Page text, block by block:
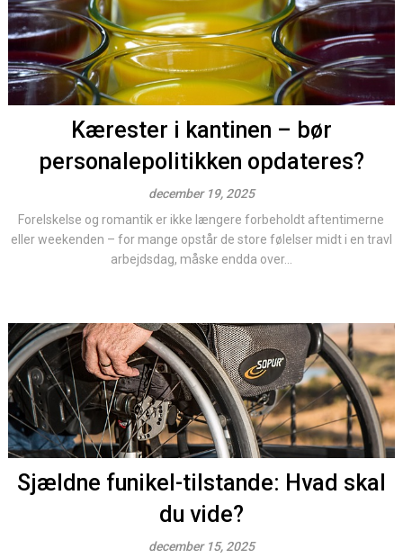
Kærester i kantinen – bør
personalepolitikken opdateres?
december 19, 2025
Forelskelse og romantik er ikke længere forbeholdt aftentimerne
eller weekenden – for mange opstår de store følelser midt i en travl
arbejdsdag, måske endda over...
Sjældne funikel-tilstande: Hvad skal
du vide?
december 15, 2025